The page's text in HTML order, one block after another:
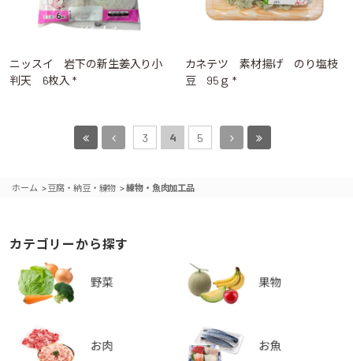
ニッスイ 岩下の新生姜入り小
判天 6枚入 *
カネテツ 素材揚げ のり塩枝
豆 95ｇ *
3 4 5
ホーム >豆腐・納豆・練物 >練物・魚肉加工品
カテゴリーから探す